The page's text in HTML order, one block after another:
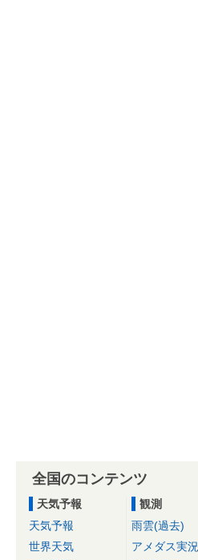
全国のコンテンツ
天気予報
天気予報
世界天気
観測
雨雲(過去)
アメダス実況